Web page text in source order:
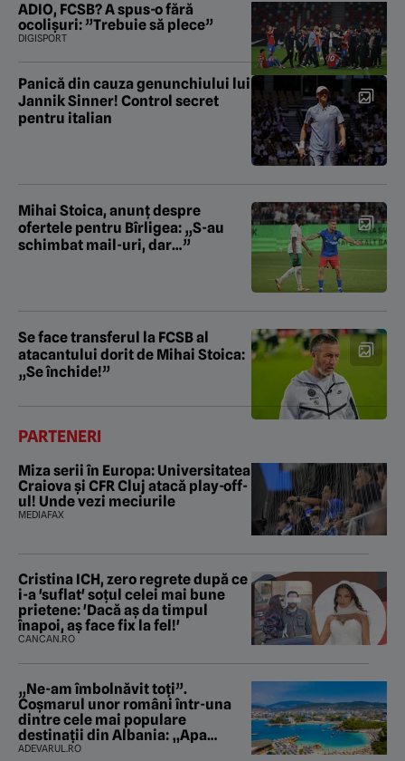
ADIO, FCSB? A spus-o fără
ocolișuri: ”Trebuie să plece”
DIGISPORT
Panică din cauza genunchiului lui
Jannik Sinner! Control secret
pentru italian
Mihai Stoica, anunț despre
ofertele pentru Bîrligea: „S-au
schimbat mail-uri, dar…”
Se face transferul la FCSB al
atacantului dorit de Mihai Stoica:
„Se închide!”
PARTENERI
Miza serii în Europa: Universitatea
Craiova și CFR Cluj atacă play-off-
ul! Unde vezi meciurile
MEDIAFAX
Cristina ICH, zero regrete după ce
i-a 'suflat' soțul celei mai bune
prietene: 'Dacă aș da timpul
înapoi, aș face fix la fel!'
CANCAN.RO
„Ne-am îmbolnăvit toți”.
Coșmarul unor români într-una
dintre cele mai populare
destinații din Albania: „Apa
mirosea a canalizare”
ADEVARUL.RO